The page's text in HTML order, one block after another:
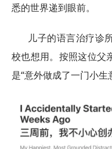
悉的世界递到眼前。
儿子的语言治疗诊
校也想用。按照这位父
是“意外做成了一门小生